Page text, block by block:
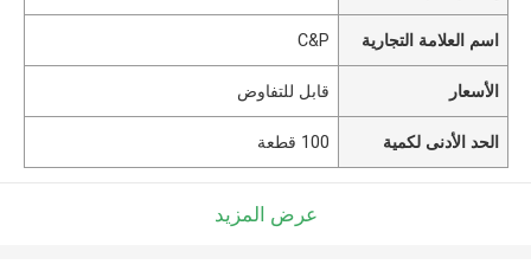
اسم العلامة التجارية C&P
الأسعار قابل للتفاوض
الحد الأدنى لكمية 100 قطعة
عرض المزيد